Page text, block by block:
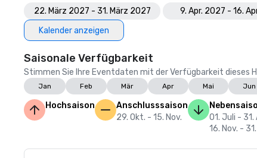
22. März 2027 - 31. März 2027
9. Apr. 2027 - 16.
Kalender anzeigen
Saisonale Verfügbarkeit
Stimmen Sie Ihre Eventdaten mit der Verfügbarkeit dieses
Jan Feb Mär Apr Mai Jun
Hochsaison
Anschlusssaison
29. Okt. - 15. Nov.
01. Juli - 31.
16. Nov. -